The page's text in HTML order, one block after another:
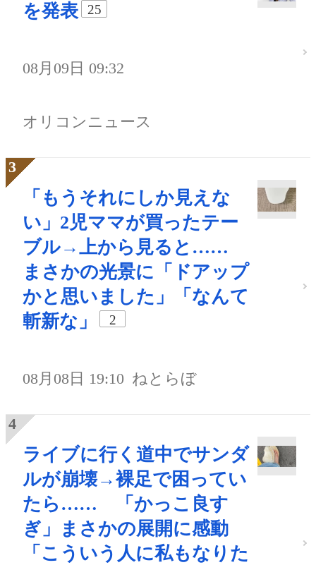
を発表
25
08月09日 09:32
オリコンニュース
「もうそれにしか見えな
い」2児ママが買ったテー
ブル→上から見ると……
まさかの光景に「ドアップ
かと思いました」「なんて
斬新な」
2
08月08日 19:10 ねとらぼ
ライブに行く道中でサンダ
ルが崩壊→裸足で困ってい
たら…… 「かっこ良す
ぎ」まさかの展開に感動
「こういう人に私もなりた